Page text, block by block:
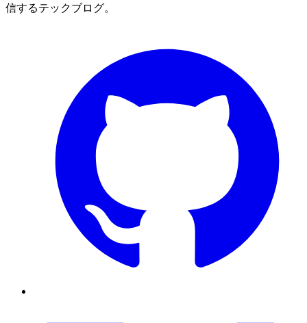
信するテックブログ。